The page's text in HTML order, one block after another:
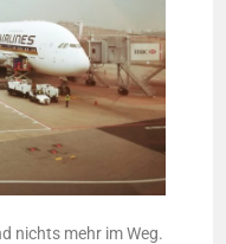
nichts mehr im Weg.